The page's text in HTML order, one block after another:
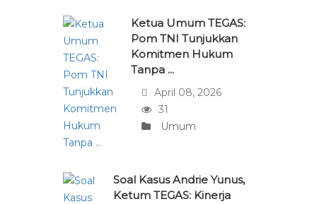
Ketua Umum TEGAS:
Pom TNI Tunjukkan
Komitmen Hukum
Tanpa ...
April 08, 2026
31
Umum
Soal Kasus Andrie Yunus,
Ketum TEGAS: Kinerja